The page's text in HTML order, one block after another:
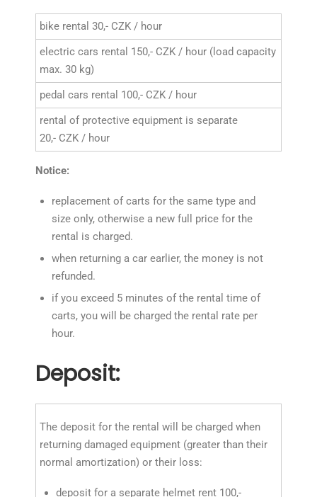
bike rental 30,- CZK / hour
electric cars rental 150,- CZK / hour (load capacity
max. 30 kg)
pedal cars rental 100,- CZK / hour
rental of protective equipment is separate
20,- CZK / hour
Notice:
replacement of carts for the same type and
size only, otherwise a new full price for the
rental is charged.
when returning a car earlier, the money is not
refunded.
if you exceed 5 minutes of the rental time of
carts, you will be charged the rental rate per
hour.
Deposit:
The deposit for the rental will be charged when
returning damaged equipment (greater than their
normal amortization) or their loss:
deposit for a separate helmet rent 100,-